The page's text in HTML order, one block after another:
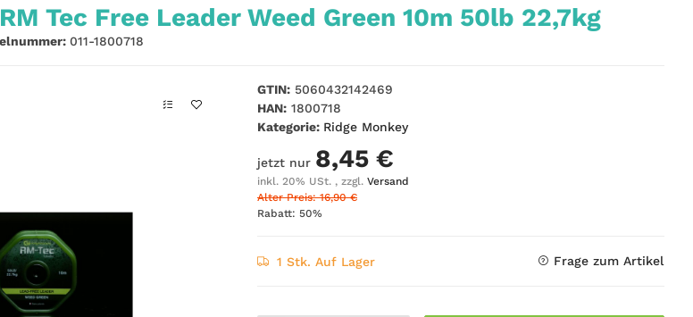
Tec Free Leader Weed Green 10m 50lb 22,7kg
011-1800718
GTIN: 5060432142469
HAN: 1800718
Kategorie: Ridge Monkey
jetzt nur 8,45 €
inkl. 20% USt. , zzgl. Versand
Alter Preis: 16,90 €
Rabatt: 50%
1 Stk. Auf Lager Frage zum Artikel